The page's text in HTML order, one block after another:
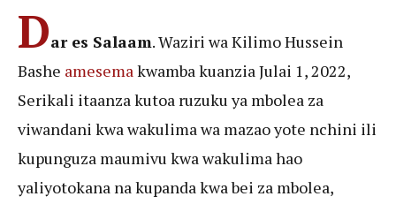
Dar es Salaam. Waziri wa Kilimo Hussein
Bashe amesemakwamba kuanzia Julai 1, 2022,
Serikali itaanza kutoa ruzuku ya mbolea za
viwandani kwa wakulima wa mazao yote nchini ili
kupunguza maumivu kwa wakulima hao
yaliyotokana na kupanda kwa bei za mbolea,